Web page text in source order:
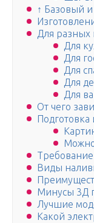
↑ Базовый
Для разных
Для
Для
Для
Для
Для
От чего
Виды
Минусы 3Д
Лучшие
Какой